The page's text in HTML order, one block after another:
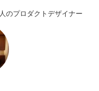
のプロダクトデザイナー